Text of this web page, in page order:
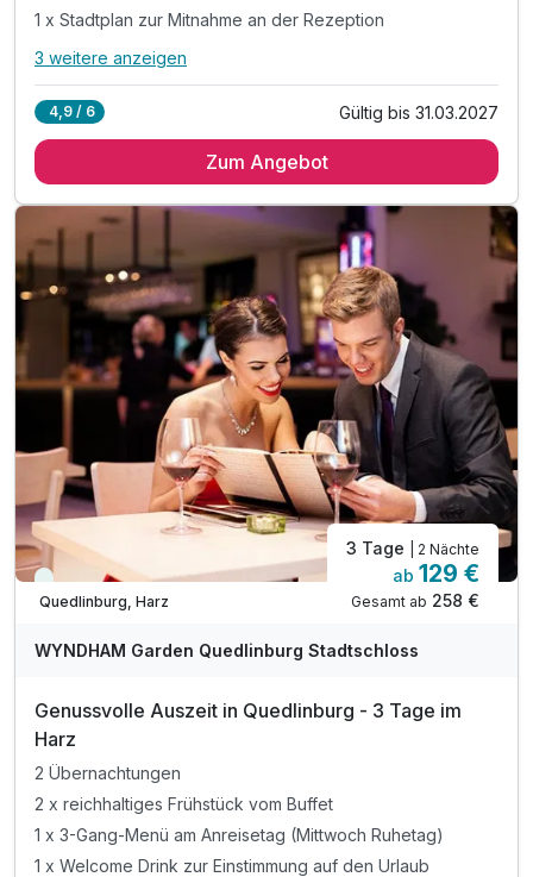
1 x Stadtplan zur Mitnahme an der Rezeption
Alle Inklusivleistungen
2 x reichhaltiges Frühstück vom Buffet
1 x Stadtplan zur Mitnahme an der Rezeption
inkl. Saunanutzung im Hotel
inkl. Parken am Steinweg (150 Meter vom Hotel)
inkl. W-Lan im Hotel
3 weitere anzeigen
4,9 / 6 Gültig bis 31.03.2027
Zum Angebot
Viele Termine frei
Quedlinburg, Harz
3 Tage | 2 Nächte
ab 129 €
Gesamt ab 258 €
WYNDHAM Garden Quedlinburg Stadtschloss
Genussvolle Auszeit in Quedlinburg - 3 Tage im
Harz
2 Übernachtungen
2 x reichhaltiges Frühstück vom Buffet
1 x 3-Gang-Menü am Anreisetag (Mittwoch Ruhetag)
1 x Welcome Drink zur Einstimmung auf den Urlaub